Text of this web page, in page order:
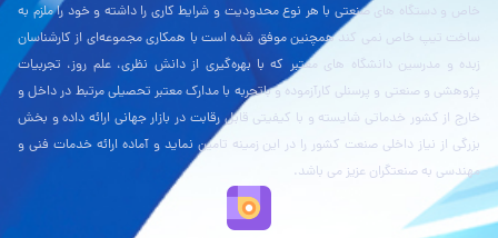
خاص و دستگاه های صنعتی با هر نوع محدودیت و شرایط کاری را داشته و خود را ملزم به
ساخت تیپ خاص نمی کند همچنین موفق شده است با همکاری مجموعه‌ای از کارشناسان
زبده و مدرسین دانشگاه های معتبر که با بهره‌گیری از دانش نظری، علم روز، تجربیات
پژوهشی و صنعتی و پرسنلی کارآزموده و باتجربه با مدارک معتبر تحصیلی مرتبط در داخل و
خارج از کشور خدماتی شایسته و با کیفیتی قابل رقابت در بازار جهانی ارائه داده و بخش
بزرگی از نیاز داخلی صنعت کشور را در این زمینه تامین نماید و آماده ارائه خدمات فنی و
مهندسی به صنعتگران عزیز می باشد.